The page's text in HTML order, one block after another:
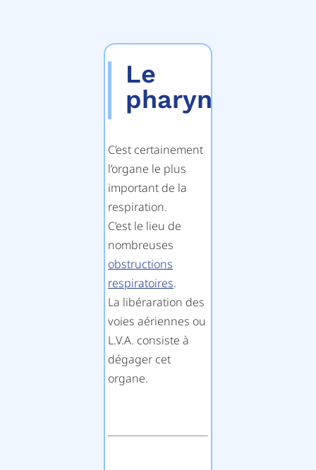
Le
pharynx
C’est certainement
l’organe le plus
important de la
respiration.
C’est le lieu de
nombreuses
obstructions
respiratoires.
La libéraration des
voies aériennes ou
L.V.A. consiste à
dégager cet
organe.